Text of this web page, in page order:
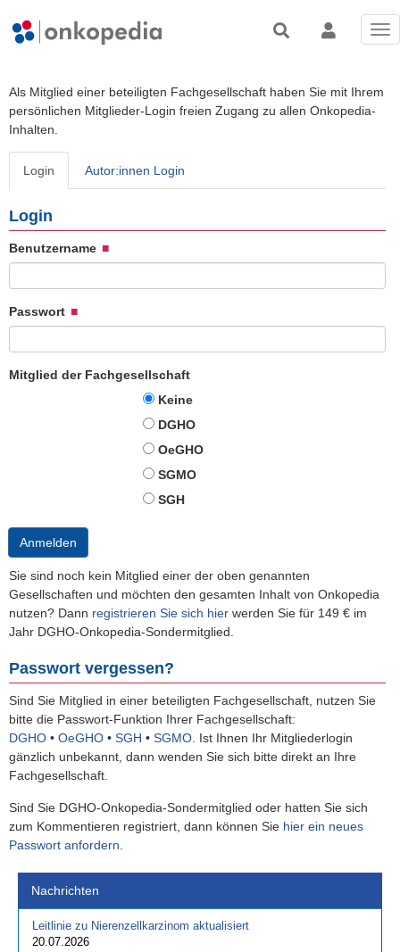
Als Mitglied einer beteiligten Fachgesellschaft haben Sie mit Ihrem
persönlichen Mitglieder-Login freien Zugang zu allen Onkopedia-
Inhalten.
Login Autor:innen Login
Login
Benutzername
Passwort
Mitglied der Fachgesellschaft
Keine
DGHO
OeGHO
SGMO
SGH
Anmelden
Sie sind noch kein Mitglied einer der oben genannten
Gesellschaften und möchten den gesamten Inhalt von Onkopedia
nutzen? Dann registrieren Sie sich hier werden Sie für 149 € im
Jahr DGHO-Onkopedia-Sondermitglied.
Passwort vergessen?
Sind Sie Mitglied in einer beteiligten Fachgesellschaft, nutzen Sie
bitte die Passwort-Funktion Ihrer Fachgesellschaft:
DGHO • OeGHO • SGH • SGMO Ist Ihnen Ihr Mitgliederlogin
gänzlich unbekannt, dann wenden Sie sich bitte direkt an Ihre
Fachgesellschaft.
Sind Sie DGHO-Onkopedia-Sondermitglied oder hatten Sie sich
zum Kommentieren registriert, dann können Sie hier ein neues
Passwort anfordern
Nachrichten
Leitlinie zu Nierenzellkarzinom aktualisiert
20.07.2026